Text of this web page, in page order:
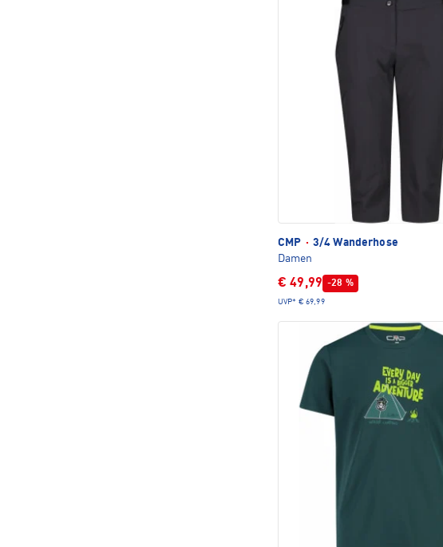
CMP · 3/4 Wanderhose
Damen
€ 49,99 -28 %
UVP* € 69,99